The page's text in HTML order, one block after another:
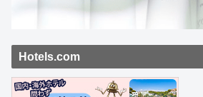
Hotels.com